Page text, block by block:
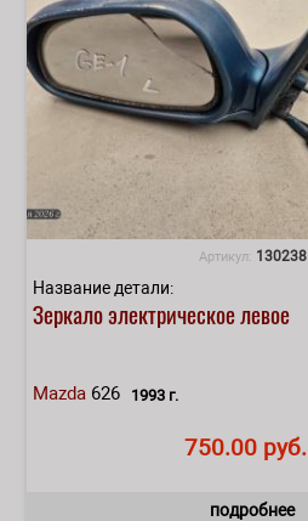
Артикул: 130238
Название детали:
Зеркало электрическое левое
Mazda 626 1993 г.
750.00 руб.
подробнее